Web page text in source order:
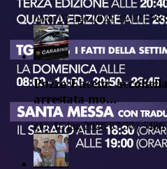
dom, 02 ago 2026 21:17 |
Pozzo Faceto:
arrestata mo...
gio, 16 lug 2026 07:58 | 5486